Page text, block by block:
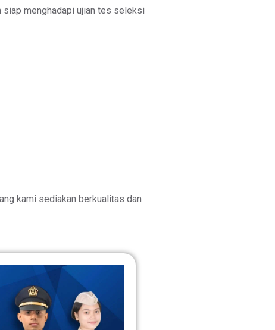
siap menghadapi ujian tes seleksi
kami sediakan berkualitas dan